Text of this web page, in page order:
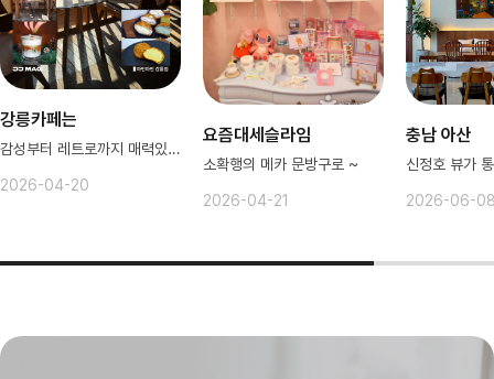
강릉카페는
감성부터 레트로까지 매력있는 강릉
2026-04-20
요즘대세슬라임
소확행의 메카 문방구로 ~
2026-04-21
충남 아산
2026-06-